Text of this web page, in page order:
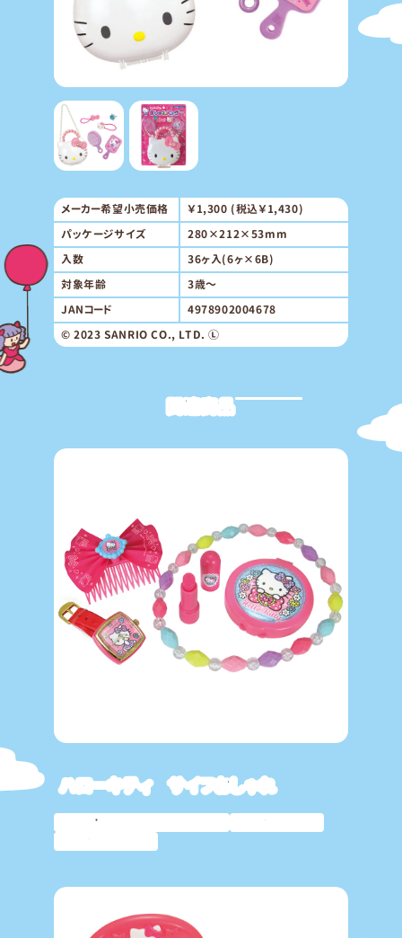
メーカー希望小売価格
￥1,300 (税込￥1,430)
パッケージサイズ
280×212×53mm
入数
36ヶ入(6ヶ×6B)
対象年齢
3歳～
JANコード
4978902004678
© 2023 SANRIO CO., LTD. Ⓛ
関連商品
ハローキティ サイフおしゃれ
サンリオキャラクター
おしゃれ
おままごと